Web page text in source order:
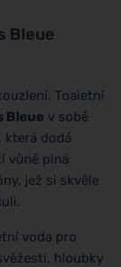
Bleue
Toaletní
Bleue v sobě
která dodá
vůně plná
jež si skvěle
voda pro
hloubky